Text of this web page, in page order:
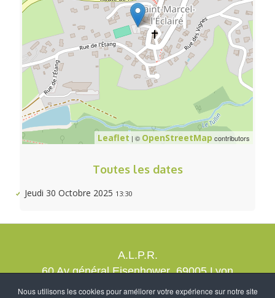
Nous utilisons les cookies pour améliorer votre expérience sur notre site
Leaflet | © OpenStreetMap contributors
Toutes les dates
Jeudi 30 Octobre 2025 13:30
A.L.P.R.
60 Av général Eisenhower 69005 Lyon